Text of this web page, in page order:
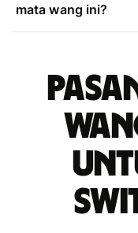
mata wang ini?